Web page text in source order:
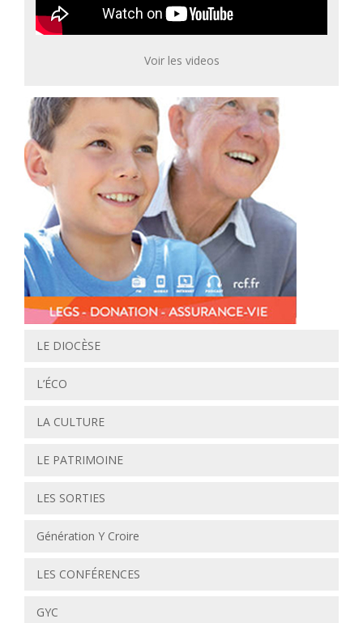
Voir les videos
LE DIOCÈSE
L’ÉCO
LA CULTURE
LE PATRIMOINE
LES SORTIES
Génération Y Croire
LES CONFÉRENCES
GYC